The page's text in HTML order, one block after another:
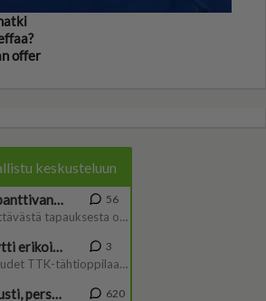
offer